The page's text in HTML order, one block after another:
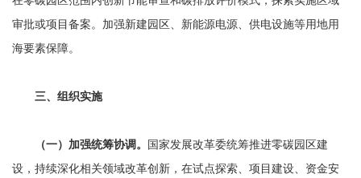
审批或项目备案。加强新建园区、新能源电源、供电设施等用地用
海要素保障。
三、组织实施
（一）加强统筹协调。
国家发展改革委统筹推进零碳园区建
设，持续深化相关领域改革创新，在试点探索、项目建设、资金安